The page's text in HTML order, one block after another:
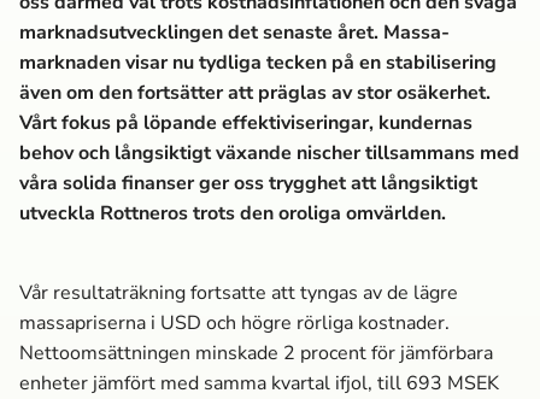
marknads­utvecklingen det senaste året. Massa­
marknaden visar nu tydliga tecken på en stabilisering
även om den fortsätter att präglas av stor osäkerhet.
Vårt fokus på löpande effektiviseringar, kundernas
behov och långsiktigt växande nischer tillsammans med
våra solida finanser ger oss trygghet att långsiktigt
utveckla Rottneros trots den oroliga omvärlden.
Vår resultaträkning fortsatte att tyngas av de lägre
massa­priserna i USD och högre rörliga kostnader.
Nettoomsättningen minskade 2 procent för jämförbara
enheter jämfört med samma kvartal ifjol, till 693 MSEK